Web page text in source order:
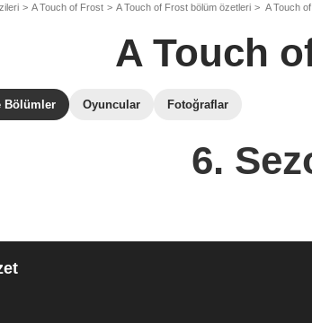
A Touch of Frost A Touch of Frost bölüm özetleri A Touch
A Touch
Bölümler Oyuncular Fotoğraflar
6.